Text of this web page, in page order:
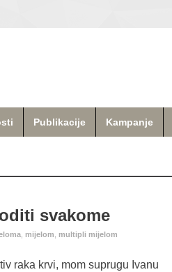
Publikacije Kampanje
svakome
mijelom multipli mijelom
raka krvi, mom suprugu Ivanu